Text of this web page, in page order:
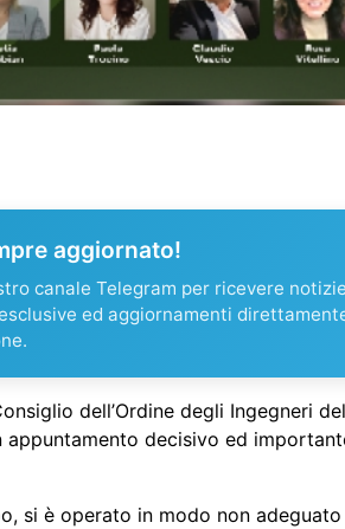
aggiornato!
canale Telegram per ricevere
ed aggiornamenti
dell’Ordine degli Ingegneri
appuntamento decisivo ed
si è operato in modo non